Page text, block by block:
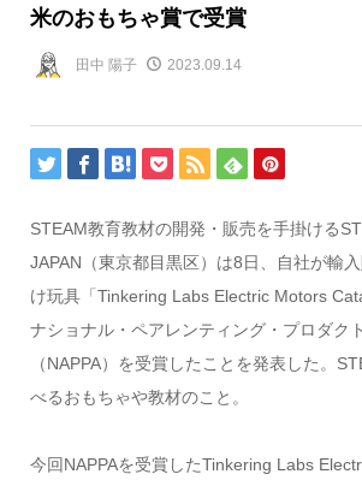
米のおもちゃ賞で受賞
田中 陽子 2023.09.14
STEAM教育教材の開発・販売を手掛ける
JAPAN （東京都目黒区）は8日、自社が輸
け玩具「 Tinkering Labs Electric Motors
ナショナル・ペアレンティング・プロダク
（NAPPA）を受賞したことを発表した。
べるおもちゃや教材のこと。
今回NAPPAを受賞したTinkering Labs